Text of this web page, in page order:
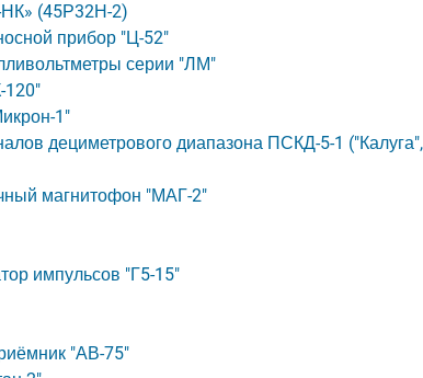
(45Р32Н-2)
прибор "Ц-52"
серии "ЛМ"
120"
1"
дециметрового диапазона ПСКД-5-1
магнитофон "МАГ-2"
импульсов "Г5-15"
"АВ-75"